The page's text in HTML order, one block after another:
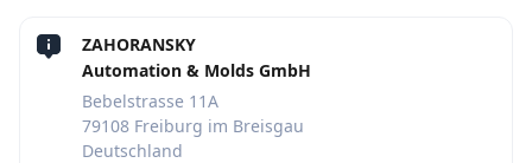
ZAHORANSKY
Automation & Molds GmbH
Bebelstrasse 11A
79108 Freiburg im Breisgau
Deutschland